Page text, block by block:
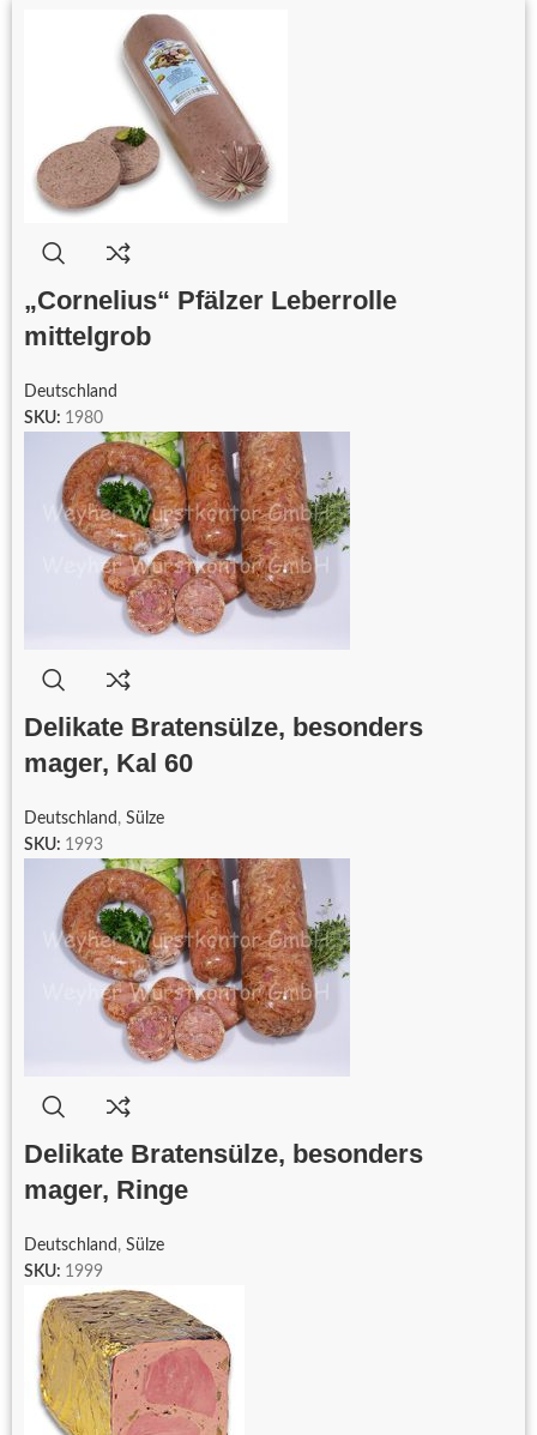
„Cornelius“ Pfälzer Leberrolle
mittelgrob
Deutschland
SKU: 1980
Delikate Bratensülze, besonders
mager, Kal 60
Deutschland , Sülze
SKU: 1993
Delikate Bratensülze, besonders
mager, Ringe
Deutschland , Sülze
SKU: 1999